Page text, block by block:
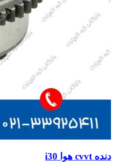
دنده cvvt هوا i30